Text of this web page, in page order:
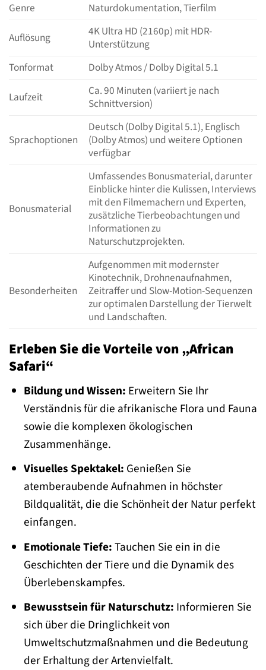
Genre
Naturdokumentation, Tierfilm
Auflösung
4K Ultra HD (2160p) mit HDR-
Unterstützung
Tonformat
Dolby Atmos / Dolby Digital 5.1
Laufzeit
Ca. 90 Minuten (variiert je nach
Schnittversion)
Sprachoptionen
Deutsch (Dolby Digital 5.1), Englisch
(Dolby Atmos) und weitere Optionen
verfügbar
Bonusmaterial
Umfassendes Bonusmaterial, darunter
Einblicke hinter die Kulissen, Interviews
mit den Filmemachern und Experten,
zusätzliche Tierbeobachtungen und
Informationen zu
Naturschutzprojekten.
Besonderheiten
Aufgenommen mit modernster
Kinotechnik, Drohnenaufnahmen,
Zeitraffer und Slow-Motion-Sequenzen
zur optimalen Darstellung der Tierwelt
und Landschaften.
Erleben Sie die Vorteile von „African
Safari“
Bildung und Wissen: Erweitern Sie Ihr
Verständnis für die afrikanische Flora und Fauna
sowie die komplexen ökologischen
Zusammenhänge.
Visuelles Spektakel: Genießen Sie
atemberaubende Aufnahmen in höchster
Bildqualität, die die Schönheit der Natur perfekt
einfangen.
Emotionale Tiefe:Tauchen Sie ein in die
Geschichten der Tiere und die Dynamik des
Überlebenskampfes.
Bewusstsein für Naturschutz: Informieren Sie
sich über die Dringlichkeit von
Umweltschutzmaßnahmen und die Bedeutung
der Erhaltung der Artenvielfalt.